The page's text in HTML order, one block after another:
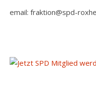
email: fraktion@spd-